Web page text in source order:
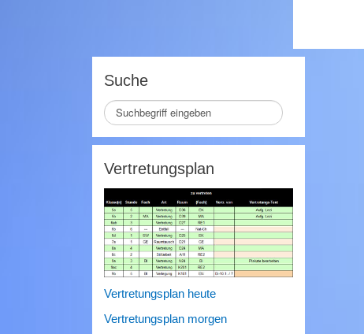
Suche
Seite
durchsuchen
Vertretungsplan
Vertretungsplan heute
Vertretungsplan morgen